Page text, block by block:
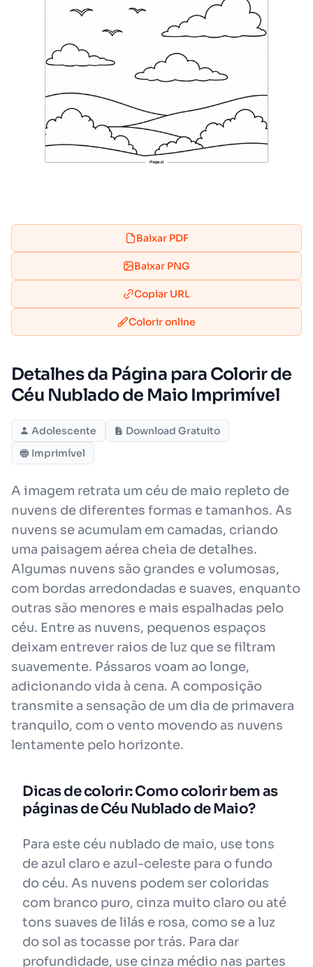
Baixar PDF
Baixar PNG
Copiar URL
Colorir online
Detalhes da Página para Colorir de
Céu Nublado de Maio Imprimível
Adolescente
Download Gratuito
Imprimível
A imagem retrata um céu de maio repleto de
nuvens de diferentes formas e tamanhos. As
nuvens se acumulam em camadas, criando
uma paisagem aérea cheia de detalhes.
Algumas nuvens são grandes e volumosas,
com bordas arredondadas e suaves, enquanto
outras são menores e mais espalhadas pelo
céu. Entre as nuvens, pequenos espaços
deixam entrever raios de luz que se filtram
suavemente. Pássaros voam ao longe,
adicionando vida à cena. A composição
transmite a sensação de um dia de primavera
tranquilo, com o vento movendo as nuvens
lentamente pelo horizonte.
Dicas de colorir: Como colorir bem as
páginas de Céu Nublado de Maio?
Para este céu nublado de maio, use tons
de azul claro e azul-celeste para o fundo
do céu. As nuvens podem ser coloridas
com branco puro, cinza muito claro ou até
tons suaves de lilás e rosa, como se a luz
do sol as tocasse por trás. Para dar
profundidade, use cinza médio nas partes